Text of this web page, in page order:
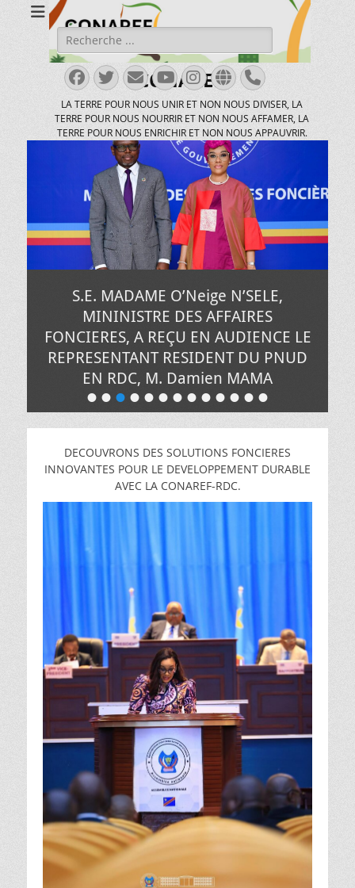
CONAREF
LA TERRE POUR NOUS UNIR ET NON NOUS DIVISER, LA
TERRE POUR NOUS NOURRIR ET NON NOUS AFFAMER, LA
TERRE POUR NOUS ENRICHIR ET NON NOUS APPAUVRIR.
Rechercher :
Facebook
Twitter
E-
mail
YouTube
Instagram
Site
web
Tél
•••••••••••••
S.E. MADAME O’Neige N’SELE,
MININISTRE DES AFFAIRES
FONCIERES, A REÇU EN AUDIENCE LE
REPRESENTANT RESIDENT DU PNUD
EN RDC, M. Damien MAMA
le
de
Pacifique
MUNGANGA
DECOUVRONS DES SOLUTIONS FONCIERES
INNOVANTES POUR LE DEVELOPPEMENT DURABLE
AVEC LA CONAREF-RDC.